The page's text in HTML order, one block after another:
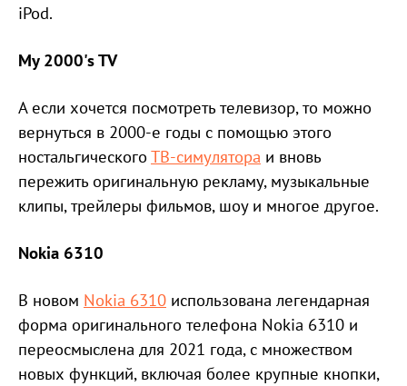
iPod.
My 2000's TV
А если хочется посмотреть телевизор, то можно
вернуться в 2000-е годы с помощью этого
ностальгического ТВ-симулятора и вновь
пережить оригинальную рекламу, музыкальные
клипы, трейлеры фильмов, шоу и многое другое.
Nokia 6310
В новом Nokia 6310 использована легендарная
форма оригинального телефона Nokia 6310 и
переосмыслена для 2021 года, с множеством
новых функций, включая более крупные кнопки,